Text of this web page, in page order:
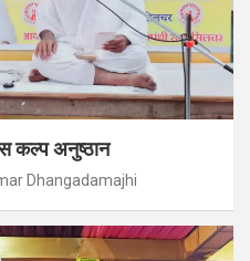
कल्प अनुष्ठान
Dhangadamajhi